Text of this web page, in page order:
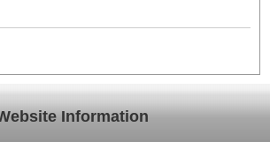
Information